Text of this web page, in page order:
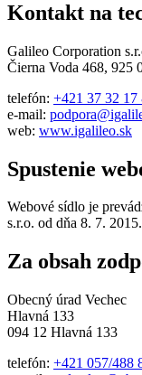
Kontakt na
Galileo Corporation
Čierna Voda 468, 925
telefón: +421 37 32 17
e-mail:
web: www.igalileo.sk
Spustenie
Webové sídlo je
s.r.o. od dňa 8. 7. 2015.
Za obsah
Obecný úrad Vechec
Hlavná 133
094 12 Hlavná 133
telefón: +421 057/488